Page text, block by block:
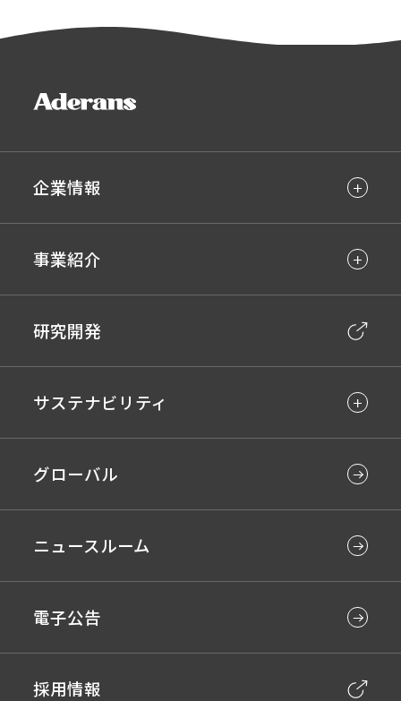
企業情報
事業紹介
研究開発
サステナビリティ
グローバル
ニュースルーム
電子公告
採用情報